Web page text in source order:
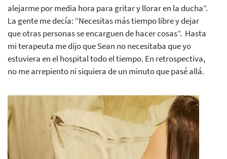
alejarme por media hora para gritar y llorar en la ducha”.
La gente me decía: “Necesitas más tiempo libre y dejar
que otras personas se encarguen de hacer cosas”. Hasta
mi terapeuta me dijo que Sean no necesitaba que yo
estuviera en el hospital todo el tiempo. En retrospectiva,
no me arrepiento ni siquiera de un minuto que pasé allá.